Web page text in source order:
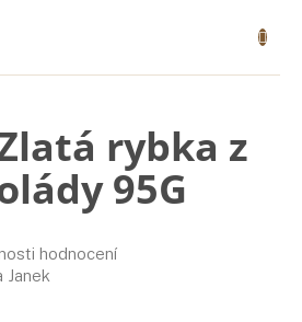
košík
rybka z
95G
hodnocení
Janek